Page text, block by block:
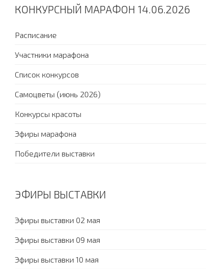
КОНКУРСНЫЙ МАРАФОН 14.06.2026
Расписание
Участники марафона
Список конкурсов
Самоцветы (июнь 2026)
Конкурсы красоты
Эфиры марафона
Победители выставки
ЭФИРЫ ВЫСТАВКИ
Эфиры выставки 02 мая
Эфиры выставки 09 мая
Эфиры выставки 10 мая